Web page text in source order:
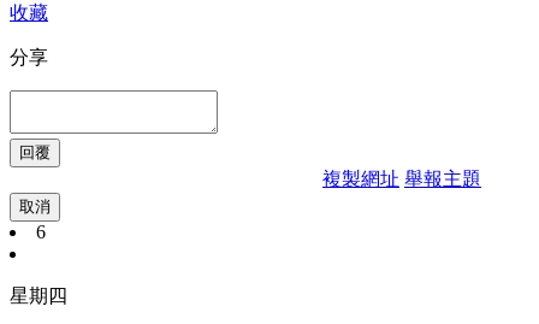
收藏
分享
複製網址 舉報主題
取消
6
星期四